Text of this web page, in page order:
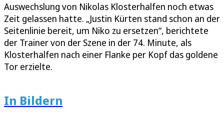
Auswechslung von Nikolas Klosterhalfen noch etwas
Zeit gelassen hatte. „Justin Kürten stand schon an der
Seitenlinie bereit, um Niko zu ersetzen“, berichtete
der Trainer von der Szene in der 74. Minute, als
Klosterhalfen nach einer Flanke per Kopf das goldene
Tor erzielte.
In Bildern